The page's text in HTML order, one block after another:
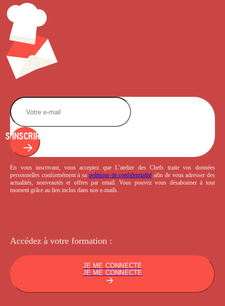
S'INSCRIRE
En vous inscrivant, vous acceptez que L’atelier des Chefs traite vos données
personnelles conformément à sa politique de confidentialité afin de vous adresser des
actualités, nouveautés et offres par email. Vous pouvez vous désabonner à tout
moment grâce au lien inclus dans nos e-mails.
Accédez à votre formation :
JE ME CONNECTE
JE ME CONNECTE